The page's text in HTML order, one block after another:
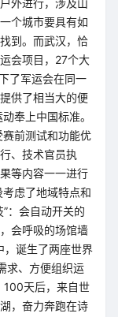
外进行，涉及山
个城市要具有如
到。而武汉，恰
会项目，27个大
了军运会在同一
供了相当大的便
奉上中国标准。
前测试和功能优
、技术官员执
等内容一一进行
虑了地域特点和
：会自动开关的
会呼吸的场馆墙
诞生了两座世界
求、方便组织运
100天后，来自世
，奋力奔跑在诗